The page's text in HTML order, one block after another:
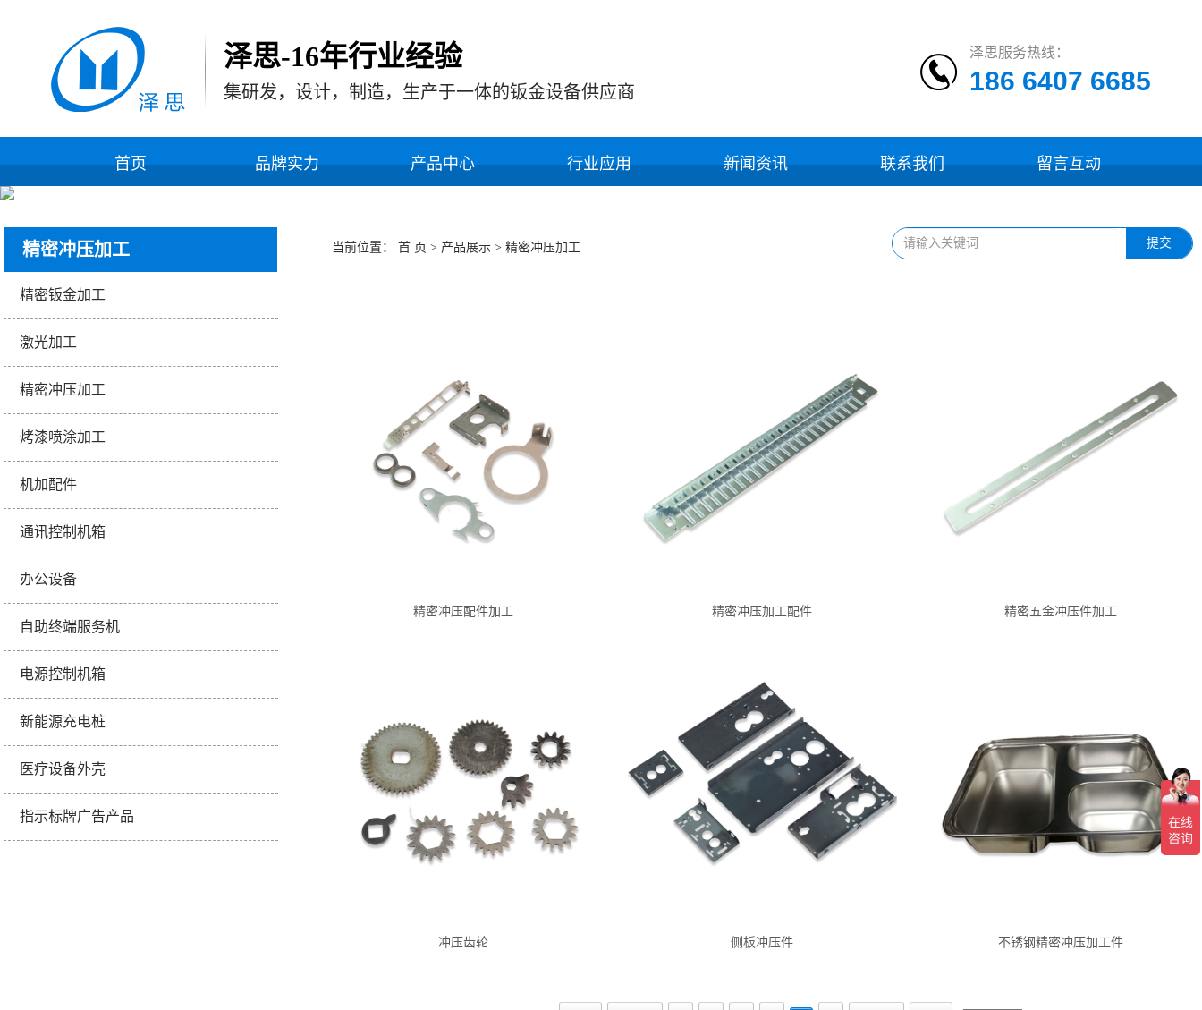
泽思-16年行业经验
集研发，设计，制造，生产于一体的钣金设备供应商
泽思服务热线：
186 6407 6685
首页 品牌实力 产品中心 行业应用 新闻资讯 联系我们 留言互动
精密冲压加工
精密钣金加工
激光加工
精密冲压加工
烤漆喷涂加工
机加配件
通讯控制机箱
办公设备
自助终端服务机
电源控制机箱
新能源充电桩
医疗设备外壳
指示标牌广告产品
当前位置： 首 页 > 产品展示> 精密冲压加工 提交
精密冲压配件加工 精密冲压加工配件 精密五金冲压件加工
冲压齿轮 侧板冲压件 不锈钢精密冲压加工件